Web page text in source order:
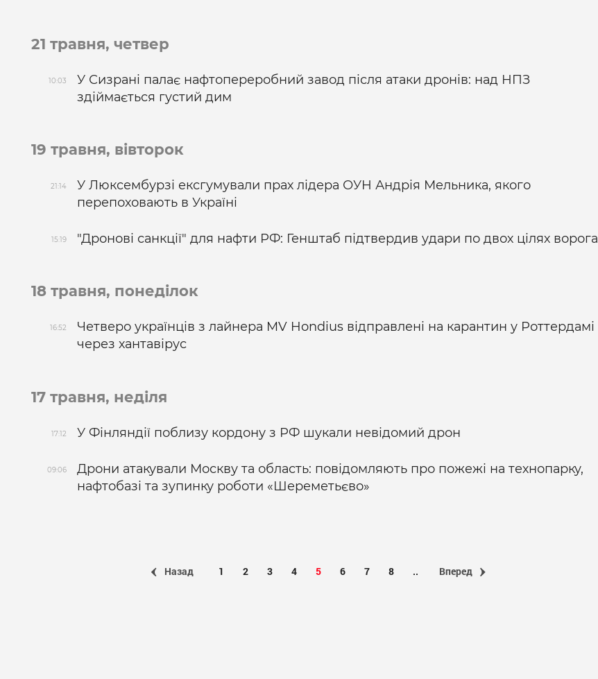
21 травня, четвер
10:03
У Сизрані палає нафтопереробний завод після атаки дронів: над НПЗ
здіймається густий дим
19 травня, вівторок
21:14
У Люксембурзі ексгумували прах лідера ОУН Андрія Мельника, якого
перепоховають в Україні
15:19 "Дронові санкції" для нафти РФ: Генштаб підтвердив удари по двох цілях ворога
18 травня, понеділок
16:52
Четверо українців з лайнера MV Hondius відправлені на карантин у Роттердамі
через хантавірус
17 травня, неділя
17:12 У Фінляндії поблизу кордону з РФ шукали невідомий дрон
09:06
Дрони атакували Москву та область: повідомляють про пожежі на технопарку,
нафтобазі та зупинку роботи «Шереметьєво»
Назад 1 2 3 4 5 6 7 8 .. Вперед